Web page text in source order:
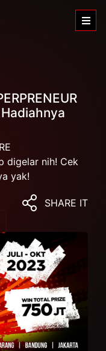
digelar nih! Cek
yak!
SHARE IT